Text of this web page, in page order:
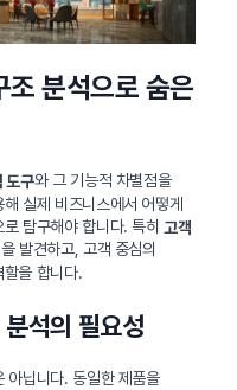
조 분석으로 숨은
도구와 그 기능적 차별점을
실제 비즈니스에서 어떻게
탐구해야 합니다. 특히 고객
발견하고, 고객 중심의
을 합니다.
석의 필요성
아닙니다. 동일한 제품을